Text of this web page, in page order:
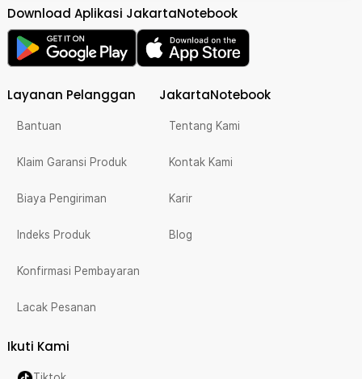
Download Aplikasi JakartaNotebook
Layanan Pelanggan
Bantuan
Klaim Garansi Produk
Biaya Pengiriman
Indeks Produk
Konfirmasi Pembayaran
Lacak Pesanan
JakartaNotebook
Tentang Kami
Kontak Kami
Karir
Blog
Ikuti Kami